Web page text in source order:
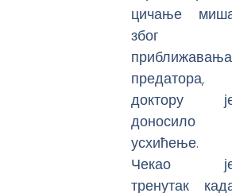
цичање
због
приближавања
предатора,
доктору
доносило
усхићење.
Чекао
тренутак